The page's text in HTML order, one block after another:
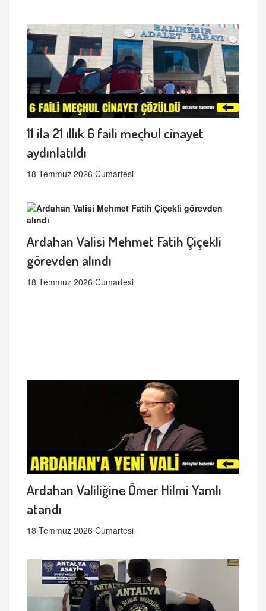
11 ila 21 ıllık 6 faili meçhul cinayet
aydınlatıldı
18 Temmuz 2026 Cumartesi
Ardahan Valisi Mehmet Fatih Çiçekli
görevden alındı
18 Temmuz 2026 Cumartesi
Ardahan Valiliğine Ömer Hilmi Yamlı
atandı
18 Temmuz 2026 Cumartesi